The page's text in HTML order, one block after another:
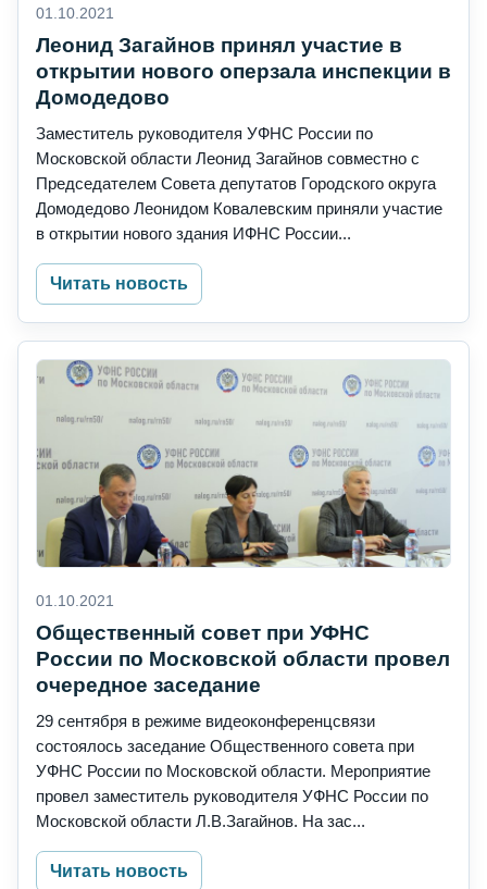
01.10.2021
Леонид Загайнов принял участие в
открытии нового оперзала инспекции в
Домодедово
Заместитель руководителя УФНС России по
Московской области Леонид Загайнов совместно с
Председателем Совета депутатов Городского округа
Домодедово Леонидом Ковалевским приняли участие
в открытии нового здания ИФНС России...
Читать новость
01.10.2021
Общественный совет при УФНС
России по Московской области провел
очередное заседание
29 сентября в режиме видеоконференцсвязи
состоялось заседание Общественного совета при
УФНС России по Московской области. Мероприятие
провел заместитель руководителя УФНС России по
Московской области Л.В.Загайнов. На зас...
Читать новость